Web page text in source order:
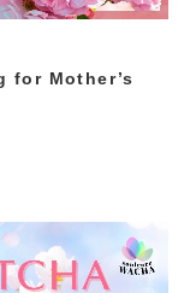
for Mother’s